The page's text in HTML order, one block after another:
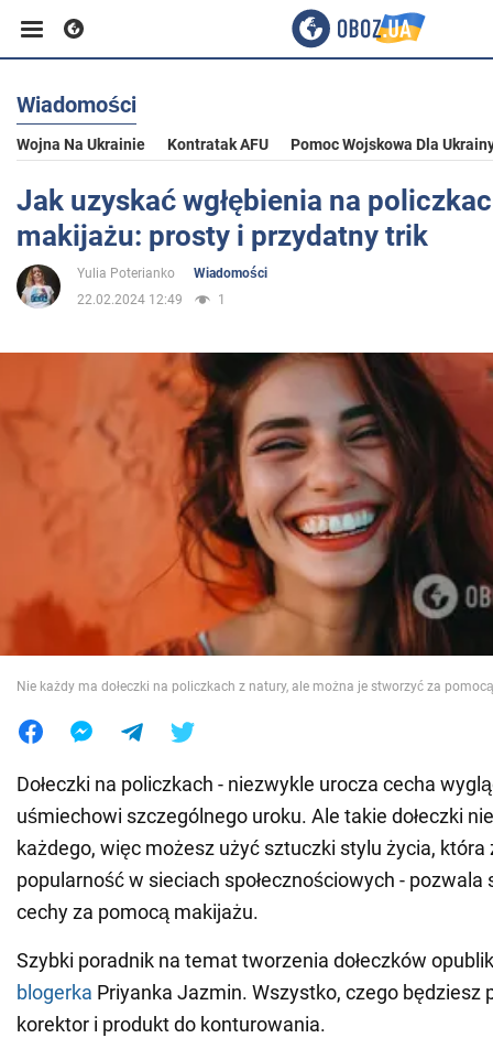
Biznes
Sport
Rozrywka
Świat
Jedzenie
Wiadomości
Wojna Na Ukrainie Kontratak AFU Pomoc Wojskowa Dla
Jak uzyskać wgłębienia na
makijażu: prosty i przydatny trik
Yulia Poterianko
Wiadomości
22.02.2024 12:49
1
Nie każdy ma dołeczki na policzkach z natury, ale można je stworzyć za
Dołeczki na policzkach - niezwykle urocza cecha
uśmiechowi szczególnego uroku. Ale takie dołeczki
każdego, więc możesz użyć sztuczki stylu życia, która
popularność w sieciach społecznościowych -
cechy za pomocą makijażu.
Szybki poradnik na temat tworzenia dołeczków
blogerka Priyanka Jazmin. Wszystko, czego będziesz
korektor i produkt do konturowania.